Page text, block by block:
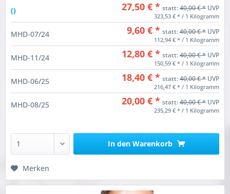
() 27,50 € * statt:40,00 € * UVP
323,53 € * / 1 Kilogramm
MHD-07/24 9,60 € * statt:40,00 € * UVP
112,94 € * / 1 Kilogramm
MHD-11/24 12,80 € * statt:40,00 € * UVP
150,59 € * / 1 Kilogramm
MHD-06/25 18,40 € * statt:40,00 € * UVP
216,47 € * / 1 Kilogramm
MHD-08/25 20,00 € * statt:40,00 € * UVP
235,29 € * / 1 Kilogramm
In den Warenkorb
Merken